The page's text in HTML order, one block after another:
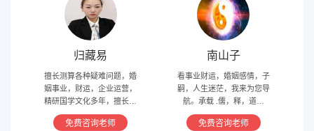
归藏易
擅长测算各种疑难问题，婚
姻事业，财运，企业运营，
精研国学文化多年，擅长归
藏易，盲派占卜，太乙，河
洛卦，紫薇，奇门遁甲等多
免费咨询老师
南山子
看事业财运，婚姻感情，子
嗣，人生迷茫，我来为您导
航。承载 .儒，释，道文
化，研究易经多年，精通八
字，六爻，奇门遁甲。
免费咨询老师